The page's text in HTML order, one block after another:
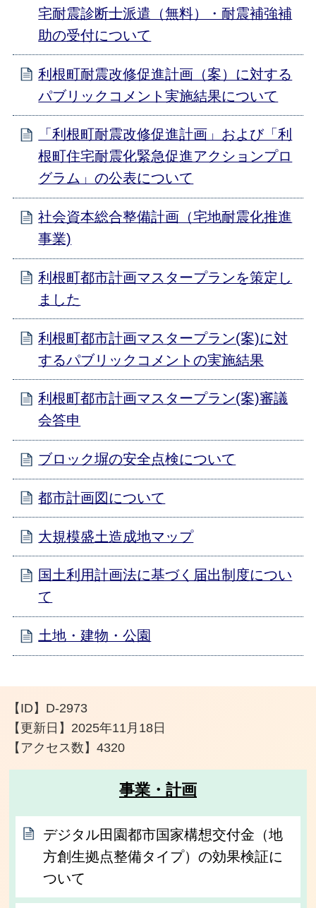
宅耐震診断士派遣（無料）・耐震補強補
助の受付について
利根町耐震改修促進計画（案）に対する
パブリックコメント実施結果について
「利根町耐震改修促進計画」および「利
根町住宅耐震化緊急促進アクションプロ
グラム」の公表について
社会資本総合整備計画（宅地耐震化推進
事業)
利根町都市計画マスタープランを策定し
ました
利根町都市計画マスタープラン(案)に対
するパブリックコメントの実施結果
利根町都市計画マスタープラン(案)審議
会答申
ブロック塀の安全点検について
都市計画図について
大規模盛土造成地マップ
国土利用計画法に基づく届出制度につい
て
土地・建物・公園
【ID】 D-2973
【更新日】 2025年11月18日
【アクセス数】4320
事業・計画
デジタル田園都市国家構想交付金（地
方創生拠点整備タイプ）の効果検証に
ついて